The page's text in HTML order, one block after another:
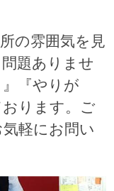
の雰囲気を見
題ありませ
『やりが
ります。ご
軽にお問い